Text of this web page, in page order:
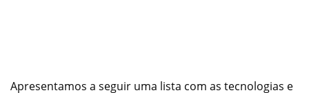
Apresentamos a seguir uma lista com as tecnologias e